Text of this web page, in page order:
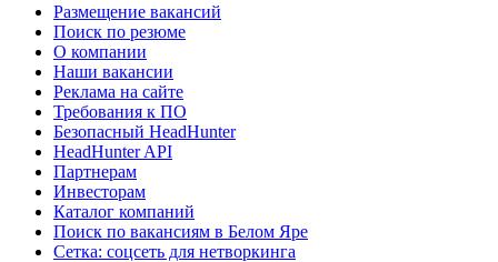
Размещение вакансий
Поиск по резюме
О компании
Наши вакансии
Реклама на сайте
Требования к ПО
Безопасный HeadHunter
HeadHunter API
Партнерам
Инвесторам
Каталог компаний
Поиск по вакансиям в Белом Яре
Сетка: соцсеть для нетворкинга